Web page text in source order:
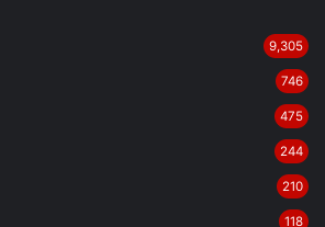
9,305
746
475
244
210
118